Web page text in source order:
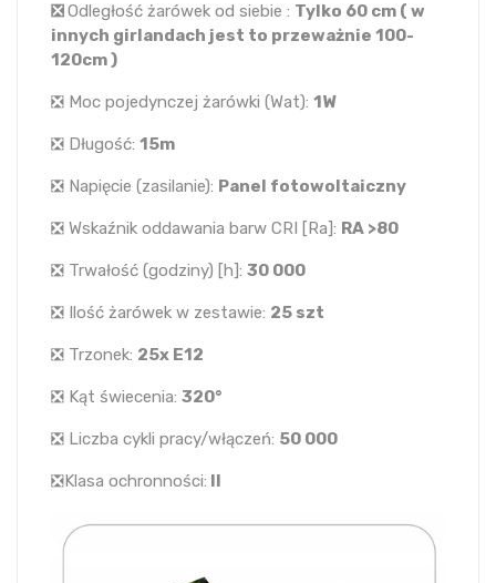
❎ Odległość żarówek od siebie : Tylko 60 cm ( w
innych girlandach jest to przeważnie 100-
120cm )
❎ Moc pojedynczej żarówki (Wat): 1W
❎ Długość: 15m
❎ Napięcie (zasilanie): Panel fotowoltaiczny
❎ Wskaźnik oddawania barw CRI [Ra]: RA >80
❎ Trwałość (godziny) [h]: 30 000
❎ Ilość żarówek w zestawie: 25 szt
❎ Trzonek: 25x E12
❎ Kąt świecenia: 320°
❎ Liczba cykli pracy/włączeń: 50 000
❎Klasa ochronności: